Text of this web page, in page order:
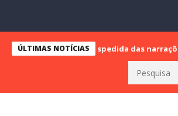
ÚLTIMAS NOTÍCIAS
marca sua despedida das narrações